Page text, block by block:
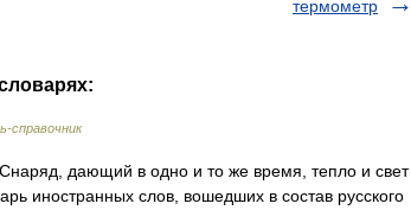
термометр
справочник
дающий в одно и то же время, тепло и свет
иностранных слов, вошедших в состав русского